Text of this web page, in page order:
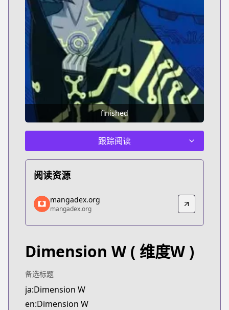
finished
跟踪阅读
阅读资源
mangadex.org
mangadex.org
https://mangadex.org/title/614324a1-bcf5-4390-
mangadex.org
mangadex.org
Dimension W ( 维度W )
备选标题
ja:Dimension W
en:Dimension W